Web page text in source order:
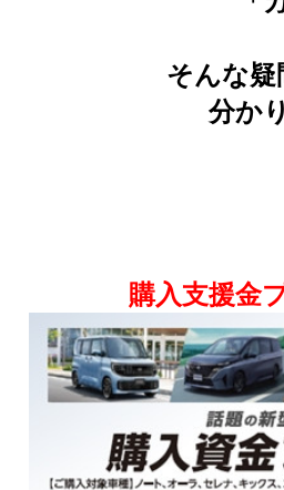
そんな
分か
購入支援金